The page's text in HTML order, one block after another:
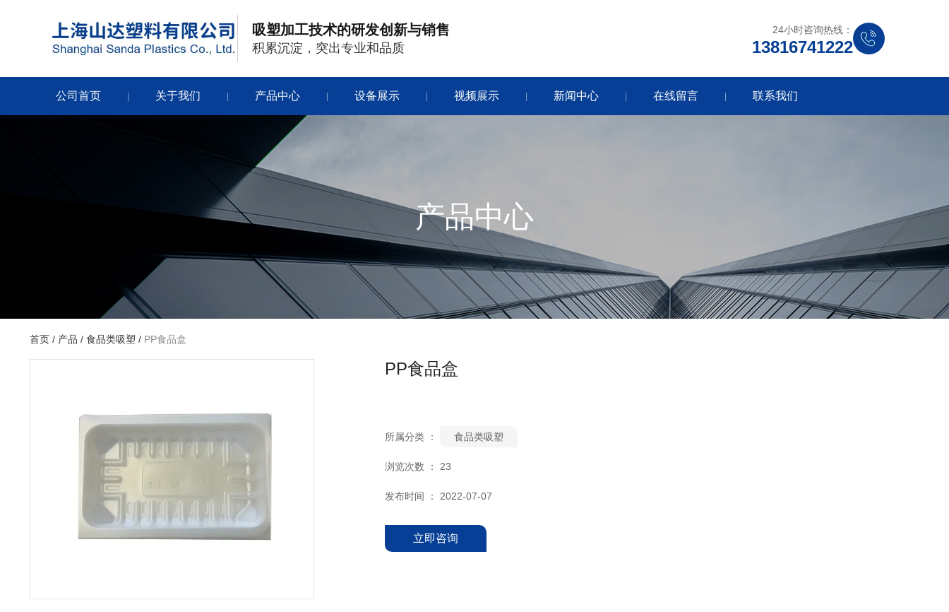
吸塑加工技术的研发创新与销售
积累沉淀，突出专业和品质
24小时咨询热线：
13816741222
公司首页 | 关于我们 | 产品中心 | 设备展示 | 视频展示 | 新闻中心 | 在线留言 | 联系我们
产品中心
首页 / 产品 / 食品类吸塑 / PP食品盒
PP食品盒
所属分类 ： 食品类吸塑
浏览次数 ： 23
发布时间 ： 2022-07-07
立即咨询